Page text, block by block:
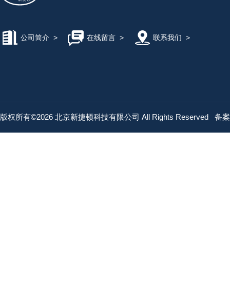
公司简介 > 在线留言> 联系我们 >
版权所有©2026 北京新捷顿科技有限公司 All Rights Reserved 备